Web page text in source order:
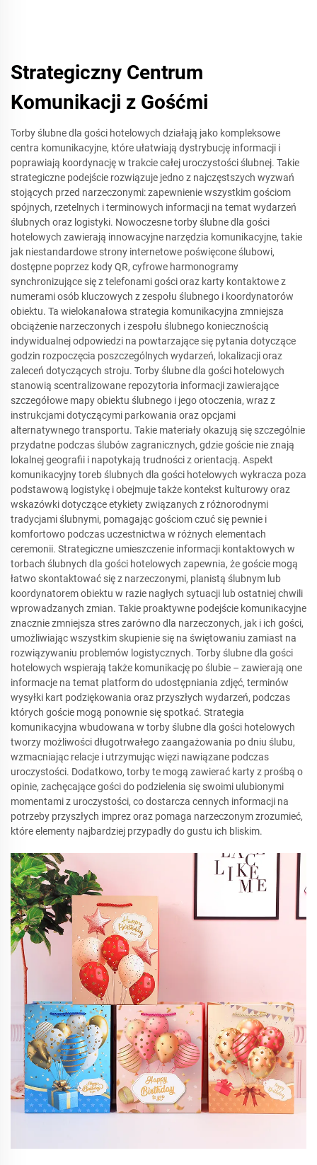
Strategiczny Centrum
Komunikacji z Gośćmi
Torby ślubne dla gości hotelowych działają jako kompleksowe
centra komunikacyjne, które ułatwiają dystrybucję informacji i
poprawiają koordynację w trakcie całej uroczystości ślubnej. Takie
strategiczne podejście rozwiązuje jedno z najczęstszych wyzwań
stojących przed narzeczonymi: zapewnienie wszystkim gościom
spójnych, rzetelnych i terminowych informacji na temat wydarzeń
ślubnych oraz logistyki. Nowoczesne torby ślubne dla gości
hotelowych zawierają innowacyjne narzędzia komunikacyjne, takie
jak niestandardowe strony internetowe poświęcone ślubowi,
dostępne poprzez kody QR, cyfrowe harmonogramy
synchronizujące się z telefonami gości oraz karty kontaktowe z
numerami osób kluczowych z zespołu ślubnego i koordynatorów
obiektu. Ta wielokanałowa strategia komunikacyjna zmniejsza
obciążenie narzeczonych i zespołu ślubnego koniecznością
indywidualnej odpowiedzi na powtarzające się pytania dotyczące
godzin rozpoczęcia poszczególnych wydarzeń, lokalizacji oraz
zaleceń dotyczących stroju. Torby ślubne dla gości hotelowych
stanowią scentralizowane repozytoria informacji zawierające
szczegółowe mapy obiektu ślubnego i jego otoczenia, wraz z
instrukcjami dotyczącymi parkowania oraz opcjami
alternatywnego transportu. Takie materiały okazują się szczególnie
przydatne podczas ślubów zagranicznych, gdzie goście nie znają
lokalnej geografii i napotykają trudności z orientacją. Aspekt
komunikacyjny toreb ślubnych dla gości hotelowych wykracza poza
podstawową logistykę i obejmuje także kontekst kulturowy oraz
wskazówki dotyczące etykiety związanych z różnorodnymi
tradycjami ślubnymi, pomagając gościom czuć się pewnie i
komfortowo podczas uczestnictwa w różnych elementach
ceremonii. Strategiczne umieszczenie informacji kontaktowych w
torbach ślubnych dla gości hotelowych zapewnia, że goście mogą
łatwo skontaktować się z narzeczonymi, planistą ślubnym lub
koordynatorem obiektu w razie nagłych sytuacji lub ostatniej chwili
wprowadzanych zmian. Takie proaktywne podejście komunikacyjne
znacznie zmniejsza stres zarówno dla narzeczonych, jak i ich gości,
umożliwiając wszystkim skupienie się na świętowaniu zamiast na
rozwiązywaniu problemów logistycznych. Torby ślubne dla gości
hotelowych wspierają także komunikację po ślubie – zawierają one
informacje na temat platform do udostępniania zdjęć, terminów
wysyłki kart podziękowania oraz przyszłych wydarzeń, podczas
których goście mogą ponownie się spotkać. Strategia
komunikacyjna wbudowana w torby ślubne dla gości hotelowych
tworzy możliwości długotrwałego zaangażowania po dniu ślubu,
wzmacniając relacje i utrzymując więzi nawiązane podczas
uroczystości. Dodatkowo, torby te mogą zawierać karty z prośbą o
opinie, zachęcające gości do podzielenia się swoimi ulubionymi
momentami z uroczystości, co dostarcza cennych informacji na
potrzeby przyszłych imprez oraz pomaga narzeczonym zrozumieć,
które elementy najbardziej przypadły do gustu ich bliskim.